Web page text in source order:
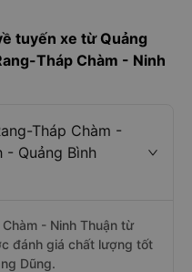
tuyến xe từ Quảng
Tháp Chàm - Ninh
Tháp Chàm -
- Quảng Bình
- Ninh Thuận từ
đánh giá chất lượng tốt
Dũng.